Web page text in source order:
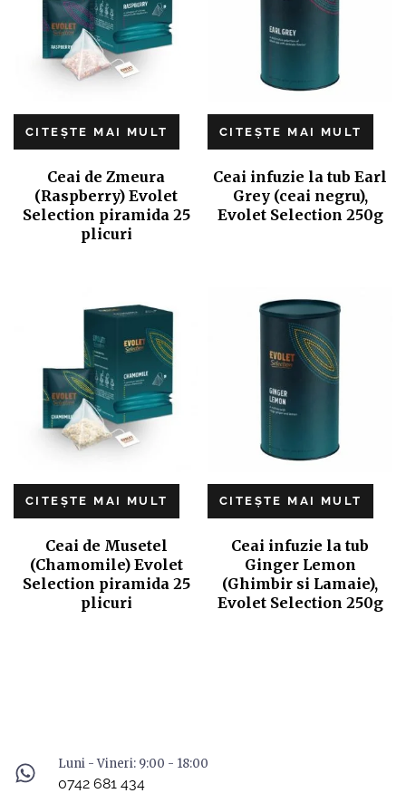
CITEȘTE MAI MULT
Ceai de Zmeura
(Raspberry) Evolet
Selection piramida 25
plicuri
CITEȘTE MAI MULT
Ceai infuzie la tub Earl
Grey (ceai negru),
Evolet Selection 250g
CITEȘTE MAI MULT
Ceai de Musetel
(Chamomile) Evolet
Selection piramida 25
plicuri
CITEȘTE MAI MULT
Ceai infuzie la tub
Ginger Lemon
(Ghimbir si Lamaie),
Evolet Selection 250g
Luni - Vineri: 9:00 - 18:00
0742 681 434